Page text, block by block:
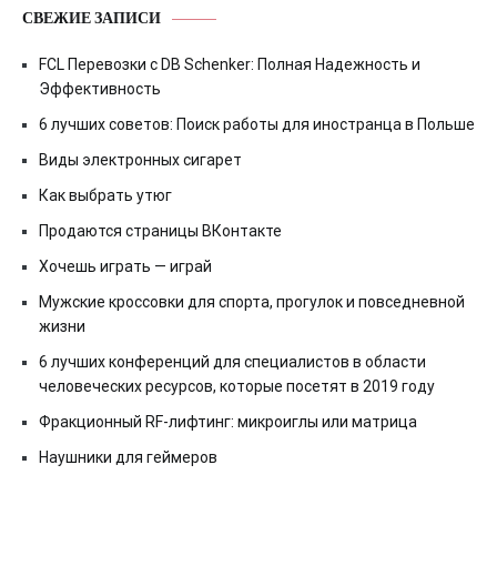
СВЕЖИЕ ЗАПИСИ
FCL Перевозки с DB Schenker: Полная Надежность и
Эффективность
6 лучших советов: Поиск работы для иностранца в Польше
Виды электронных сигарет
Как выбрать утюг
Продаются страницы ВКонтакте
Хочешь играть — играй
Мужские кроссовки для спорта, прогулок и повседневной
жизни
6 лучших конференций для специалистов в области
человеческих ресурсов, которые посетят в 2019 году
Фракционный RF-лифтинг: микроиглы или матрица
Наушники для геймеров